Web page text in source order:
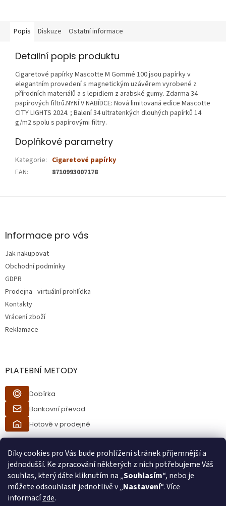
Díky cookies pro Vás bude prohlížení stránek příjemnější a
jednodušší. Ke zpracování některých z nich potřebujeme Váš
souhlas, který dáte kliknutím na „Souhlasím“, nebo je
můžete odsouhlasit jednotlivě v „Nastavení“. Více
informacízde.
Popis Diskuze Ostatní informace
Detailní popis produktu
Cigaretové papírky Mascotte M Gommé 100 jsou papírky v
elegantním provedení s magnetickým uzávěrem vyrobené z
přírodních materiálů a s lepidlem z arabské gumy. Zdarma 34
papírových filtrů.NYNÍ V NABÍDCE: Nová limitovaná edice Mascotte
CITY LIGHTS 2024. ; Balení 34 ultratenkých dlouhých papírků 14
g/m2 spolu s papírovými filtry.
Doplňkové parametry
Kategorie: Cigaretové papírky
EAN: 8710993007178
Z
aInformace pro vás
Jak nakupovat
Obchodní podmínky
GDPR
Prodejna - virtuální prohlídka
Kontakty
Vrácení zboží
Reklamace
PLATEBNÍ METODY
Dobírka
Bankovní převod
Hotově v prodejně